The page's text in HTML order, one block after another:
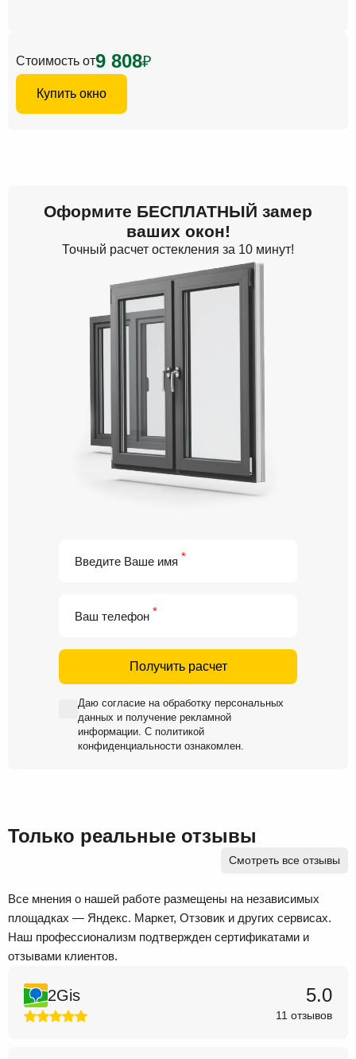
Стоимость от9 808₽
Купить окно
Оформите БЕСПЛАТНЫЙ замер
ваших окон!
Точный расчет остекления за 10 минут!
Введите Ваше имя *
Ваш телефон *
Получить расчет
Даю согласие на обработку персональных
данных и получение рекламной
информации. С политикой
конфиденциальности ознакомлен.
Только реальные отзывы
Смотреть все отзывы
Все мнения о нашей работе размещены на независимых
площадках — Яндекс. Маркет, Отзовик и других сервисах.
Наш профессионализм подтвержден сертификатами и
отзывами клиентов.
2Gis 5.0
11 отзывов